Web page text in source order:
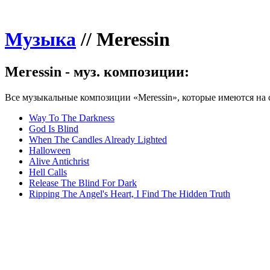
Музыка// Meressin
Meressin - муз. композиции:
Все музыкальные композиции «Meressin», которые имеются на
Way To The Darkness
God Is Blind
When The Candles Already Lighted
Halloween
Alive Antichrist
Hell Calls
Release The Blind For Dark
Ripping The Angel's Heart, I Find The Hidden Truth